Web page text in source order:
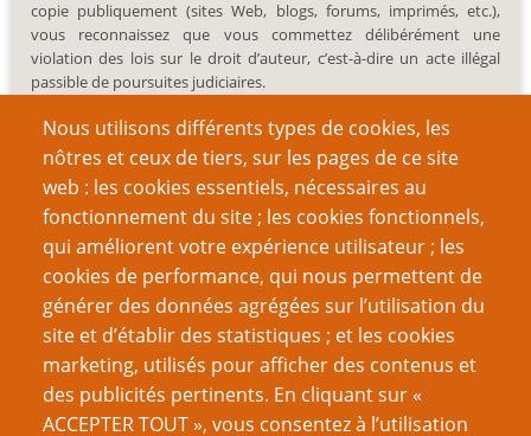
Nous utilisons différents types de cookies, les
nôtres et ceux de tiers, sur les pages de ce site
web : les cookies essentiels, nécessaires au
fonctionnement du site ; les cookies fonctionnels,
qui améliorent votre expérience utilisateur ; les
cookies de performance, qui nous permettent de
générer des données agrégées sur l’utilisation du
site et d’établir des statistiques ; et les cookies
marketing, utilisés pour afficher des contenus et
des publicités pertinents. En cliquant sur «
ACCEPTER TOUT », vous consentez à l’utilisation
copie publiquement (sites Web, blogs, forums, imprimés, etc.),
vous reconnaissez que vous commettez délibérément une
violation des lois sur le droit d’auteur, c’est-à-dire un acte illégal
passible de poursuites judiciaires.
Recherche
Nom d'utilisateur